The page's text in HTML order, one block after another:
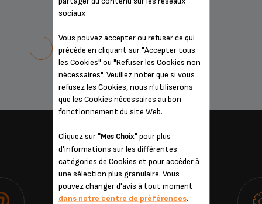
SERVICES
sociaux
Vous pouvez accepter ou refuser ce qui
précède en cliquant sur "Accepter tous
les Cookies" ou "Refuser les Cookies non
nécessaires". Veuillez noter que si vous
refusez les Cookies, nous n'utiliserons
que les Cookies nécessaires au bon
fonctionnement du site Web.
Cliquez sur "Mes Choix"pour plus
d'informations sur les différentes
catégories de Cookies et pour accéder à
une sélection plus granulaire. Vous
pouvez changer d'avis à tout moment
dans notre centre de préférences.